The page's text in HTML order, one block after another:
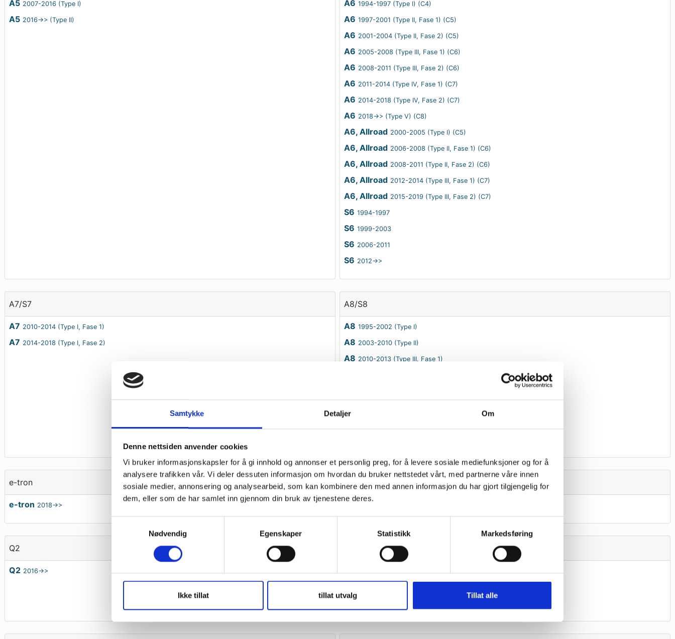
Samtykke Detaljer Om
Denne nettsiden anvender cookies
Vi bruker informasjonskapsler for å gi innhold og annonser et personlig preg, for å levere sosiale mediefunksjoner og for å
analysere trafikken vår. Vi deler dessuten informasjon om hvordan du bruker nettstedet vårt, med partnerne våre innen
sosiale medier, annonsering og analysearbeid, som kan kombinere den med annen informasjon du har gjort tilgjengelig for
dem, eller som de har samlet inn gjennom din bruk av tjenestene deres.
Samtykkevalg
Nødvendig
Egenskaper Statistikk Markedsføring
Ikke tillat tillat utvalg Tillat alle
A5 2007-2016 (Type I)
A5 2016->> (Type II)
A6 1994-1997 (Type I) (C4)
A6 1997-2001 (Type II, Fase 1) (C5)
A6 2001-2004 (Type II, Fase 2) (C5)
A6 2005-2008 (Type III, Fase 1) (C6)
A6 2008-2011 (Type III, Fase 2) (C6)
A6 2011-2014 (Type IV, Fase 1) (C7)
A6 2014-2018 (Type IV, Fase 2) (C7)
A6 2018->> (Type V) (C8)
A6, Allroad 2000-2005 (Type I) (C5)
A6, Allroad 2006-2008 (Type II, Fase 1) (C6)
A6, Allroad 2008-2011 (Type II, Fase 2) (C6)
A6, Allroad 2012-2014 (Type III, Fase 1) (C7)
A6, Allroad 2015-2019 (Type III, Fase 2) (C7)
S6 1994-1997
S6 1999-2003
S6 2006-2011
S6 2012->>
A7/S7
A7 2010-2014 (Type I, Fase 1)
A7 2014-2018 (Type I, Fase 2)
A8/S8
A8 1995-2002 (Type I)
A8 2003-2010 (Type II)
A8 2010-2013 (Type III, Fase 1)
e-tron
e-tron 2018->>
e-tron GT
e-tron GT
Q2
Q2 2016->> Q3 2011-2014 (Type I, Fase 1)
Q3